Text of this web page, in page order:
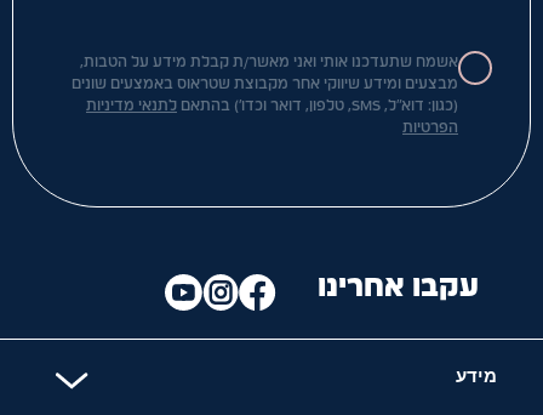
אשמח שתעדכנו אותי ואני מאשר/ת קבלת מידע על הטבות,
מבצעים ומידע שיווקי אחר מקבוצת שטראוס באמצעים שונים
(כגון: דוא"ל, SMS, טלפון, דואר וכדו') בהתאם
לתנאי מדיניות
הפרטיות
מידע
עקבו אחרינו